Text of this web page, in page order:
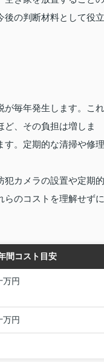
後の判断材料として役立
が毎年発生します。これ
、その負担は増しま
す。定期的な清掃や修理
犯カメラの設置や定期的
らのコストを理解せずに
間コスト目安
万円
万円